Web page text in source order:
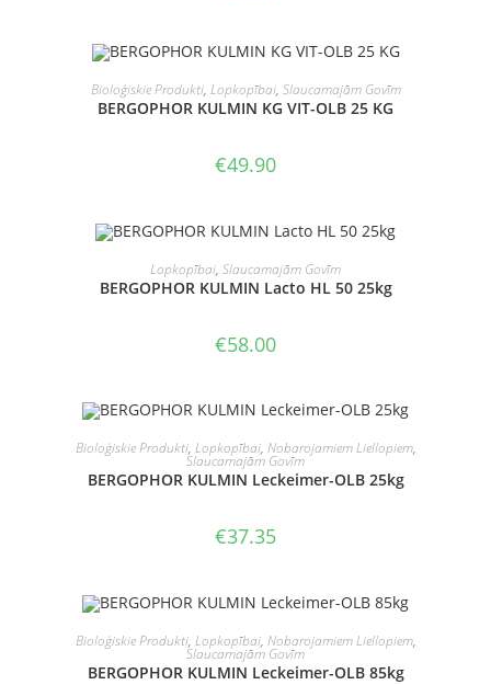
PIEVIENOT GROZAM
Bioloģiskie Produkti, Lopkopībai, Slaucamajām Govīm
BERGOPHOR KULMIN KG VIT-OLB 25 KG
€49.90
PIEVIENOT GROZAM
Lopkopībai, Slaucamajām Govīm
BERGOPHOR KULMIN Lacto HL 50 25kg
€58.00
PIEVIENOT GROZAM
Bioloģiskie Produkti, Lopkopībai, Nobarojamiem Liellopiem,
Slaucamajām Govīm
BERGOPHOR KULMIN Leckeimer-OLB 25kg
€37.35
PIEVIENOT GROZAM
Bioloģiskie Produkti, Lopkopībai, Nobarojamiem Liellopiem,
Slaucamajām Govīm
BERGOPHOR KULMIN Leckeimer-OLB 85kg